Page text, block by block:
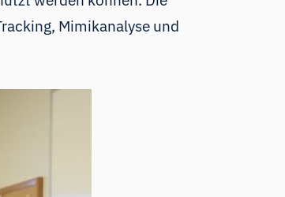
Mimikanalyse und